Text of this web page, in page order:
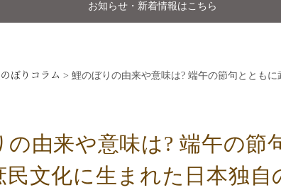
お知らせ・新着情報はこちら
ぼりコラム > 鯉のぼりの由来や意味は? 端午の節句ととも
の由来や意味は? 端午の節
民文化に生まれた日本独自